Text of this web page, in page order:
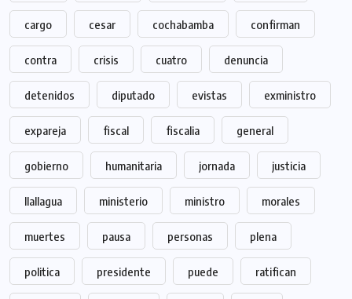
cargo cesar cochabamba confirman
contra crisis cuatro denuncia
detenidos diputado evistas exministro
expareja fiscal fiscalia general
gobierno humanitaria jornada justicia
llallagua ministerio ministro morales
muertes pausa personas plena
politica presidente puede ratifican